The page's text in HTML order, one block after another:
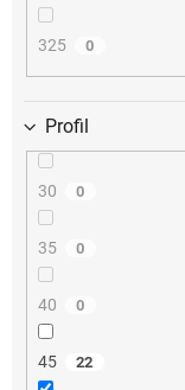
325 0
Profil
30 0
35 0
40 0
45 22